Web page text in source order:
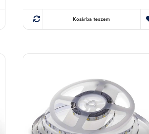
Kosárba teszem